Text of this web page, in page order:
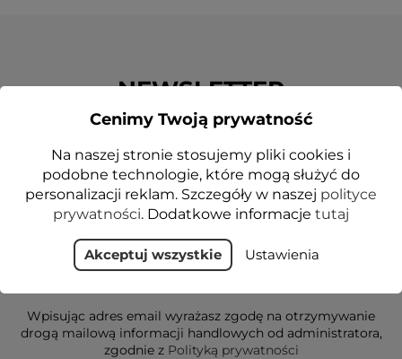
NEWSLETTER
Otrzymuj informację o nowościach i
wyprzedażach
Wpisując adres email wyrażasz zgodę na otrzymywanie
drogą mailową informacji handlowych od administratora,
zgodnie z Polityką prywatności
Cenimy Twoją prywatność
Na naszej stronie stosujemy pliki cookies i
podobne technologie, które mogą służyć do
personalizacji reklam. Szczegóły w naszej polityce
prywatności. Dodatkowe informacje tutaj
Akceptuj wszystkie Ustawienia